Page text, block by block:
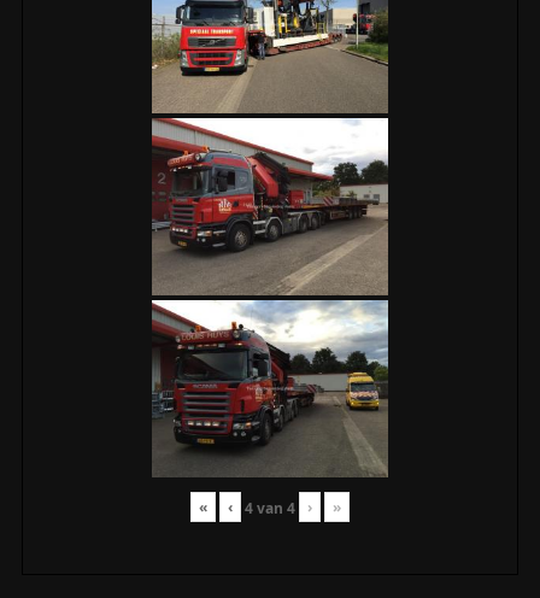
« ‹ 4van 4 › »